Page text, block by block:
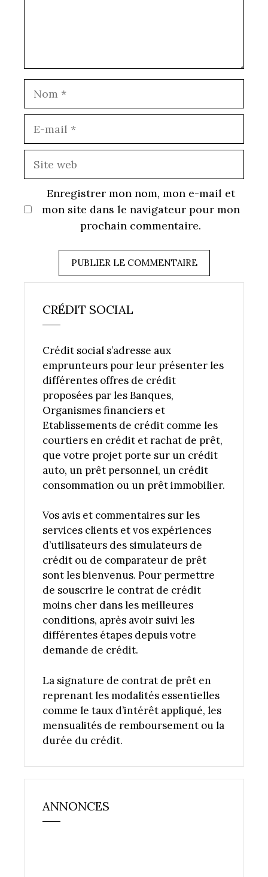
Enregistrer mon nom, mon e-mail et
mon site dans le navigateur pour mon
prochain commentaire.
CRÉDIT SOCIAL
Crédit social s’adresse aux
emprunteurs pour leur présenter les
différentes offres de crédit
proposées par les Banques,
Organismes financiers et
Etablissements de crédit comme les
courtiers en crédit et rachat de prêt,
que votre projet porte sur un crédit
auto, un prêt personnel, un crédit
consommation ou un prêt immobilier.
Vos avis et commentaires sur les
services clients et vos expériences
d’utilisateurs des simulateurs de
crédit ou de comparateur de prêt
sont les bienvenus. Pour permettre
de souscrire le contrat de crédit
moins cher dans les meilleures
conditions, après avoir suivi les
différentes étapes depuis votre
demande de crédit.
La signature de contrat de prêt en
reprenant les modalités essentielles
comme le taux d’intérêt appliqué, les
mensualités de remboursement ou la
durée du crédit.
ANNONCES